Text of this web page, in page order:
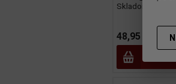
Skladom:
48,95 EUR